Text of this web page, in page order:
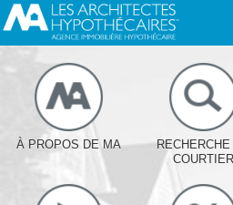
À PROPOS DE MA
RECHERCHE
COURTIER